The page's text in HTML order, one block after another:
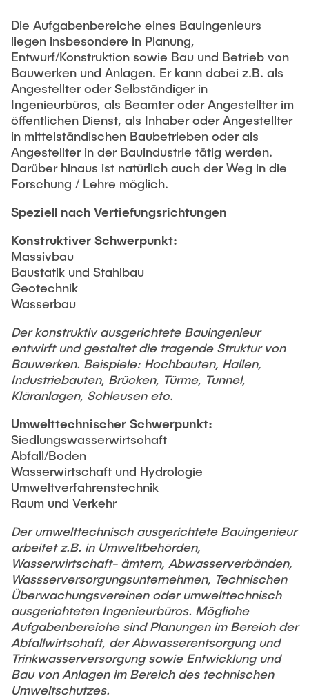
Pressemitteilungen
Flyer und Broschüren
Magazin spektrum
Veranstaltungen
Merchandise-Shop
Arbeiten an der TU Hamburg
Berufungen
Neue Mitarbeitende
Intern
Neu an der TUHH
Rund ums Studium
Studienorganisation
AI in Education
Für Absolventinnen und Absolventen
Alumni
Berufseinstieg - Career Center
Promotion und Habilitation
Wissenschaftliche Weiterbildung
Lehre und Lernen
Best Practices Lehre
Hochschuldidaktik - ZLL
LearnING Center
WorkINGLab / Makerspace
UNU HUB "Engineering to Face Climate Change"
Forschungsförderung
Early Career Researchers
Gute Wissenschaftliche Praxis
Future Lectures
Team
Neues aus der Forschung &
Transfer
„Biobasierte Prozesse und
Reaktortechnologien“
Forschung und Institute
Technologie und Innovation in der Bildung
News
Studiengänge
Forschung und Institute
Management-Wissenschaften und Technologie
Studiengänge
Forschung und Institute
Maschinenbau
Studiengänge
Forschung und Institute
Studienbereich FIT
Institute im Überblick
Austauschstudium
Intercultural Hub
(Gast)Wissenschaftler*innen
Partnerships and Strategy
Partnerhochschulen Studierendenaustausch
Eine Partnerschaft vereinbaren
Strategie
Contacts & International Team
Die Aufgabenbereiche eines Bauingenieurs
liegen insbesondere in Planung,
Entwurf/Konstruktion sowie Bau und Betrieb von
Bauwerken und Anlagen. Er kann dabei z.B. als
Angestellter oder Selbständiger in
Ingenieurbüros, als Beamter oder Angestellter im
öffentlichen Dienst, als Inhaber oder Angestellter
in mittelständischen Baubetrieben oder als
Angestellter in der Bauindustrie tätig werden.
Darüber hinaus ist natürlich auch der Weg in die
Forschung / Lehre möglich.
Speziell nach Vertiefungsrichtungen
Konstruktiver Schwerpunkt:
Massivbau
Baustatik und Stahlbau
Geotechnik
Wasserbau
Der konstruktiv ausgerichtete Bauingenieur
entwirft und gestaltet die tragende Struktur von
Bauwerken. Beispiele: Hochbauten, Hallen,
Industriebauten, Brücken, Türme, Tunnel,
Kläranlagen, Schleusen etc.
Umwelttechnischer Schwerpunkt:
Siedlungswasserwirtschaft
Abfall/Boden
Wasserwirtschaft und Hydrologie
Umweltverfahrenstechnik
Raum und Verkehr
Der umwelttechnisch ausgerichtete Bauingenieur
arbeitet z.B. in Umweltbehörden,
Wasserwirtschaft- ämtern, Abwasserverbänden,
Wassserversorgungsunternehmen, Technischen
Überwachungsvereinen oder umwelttechnisch
ausgerichteten Ingenieurbüros. Mögliche
Aufgabenbereiche sind Planungen im Bereich der
Abfallwirtschaft, der Abwasserentsorgung und
Trinkwasserversorgung sowie Entwicklung und
Bau von Anlagen im Bereich des technischen
Umweltschutzes.